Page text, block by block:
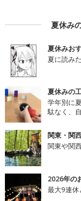
夏休み
夏休みお
夏に読み
夏休みの
学年別に
駄なく、
関東・関
関東や関
2026年の
最大9連休